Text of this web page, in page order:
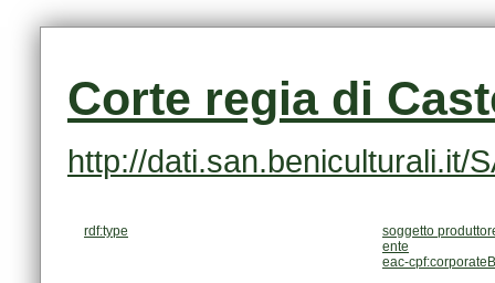
Corte regia di
http://dati.san.beniculturali.it/
rdf:type
soggetto
ente
eac-